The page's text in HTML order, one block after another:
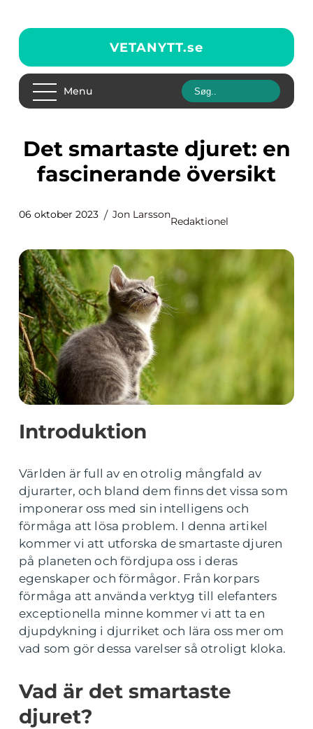
VETANYTT.se
Menu
Det smartaste djuret: en
fascinerande översikt
06 oktober 2023 Jon Larsson
Redaktionel
Introduktion
Världen är full av en otrolig mångfald av
djurarter, och bland dem finns det vissa som
imponerar oss med sin intelligens och
förmåga att lösa problem. I denna artikel
kommer vi att utforska de smartaste djuren
på planeten och fördjupa oss i deras
egenskaper och förmågor. Från korpars
förmåga att använda verktyg till elefanters
exceptionella minne kommer vi att ta en
djupdykning i djurriket och lära oss mer om
vad som gör dessa varelser så otroligt kloka.
Vad är det smartaste
djuret?